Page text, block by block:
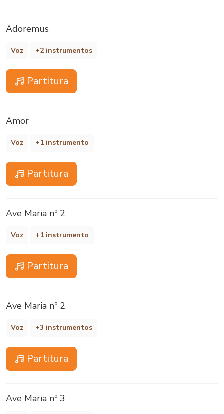
Adoremus
Voz +2 instrumentos
Partitura
Amor
Voz +1 instrumento
Partitura
Ave Maria nº 2
Voz +1 instrumento
Partitura
Ave Maria nº 2
Voz +3 instrumentos
Partitura
Ave Maria nº 3